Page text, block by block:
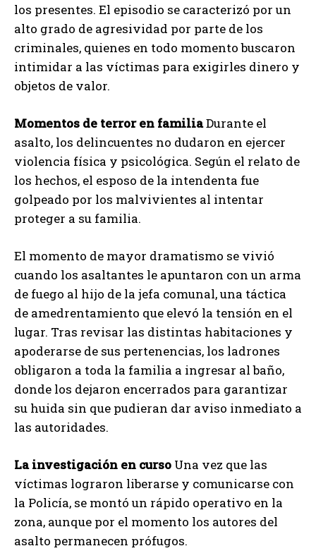
los presentes. El episodio se caracterizó por un
alto grado de agresividad por parte de los
criminales, quienes en todo momento buscaron
intimidar a las víctimas para exigirles dinero y
objetos de valor.
Momentos de terror en familiaDurante el
asalto, los delincuentes no dudaron en ejercer
violencia física y psicológica. Según el relato de
los hechos, el esposo de la intendenta fue
golpeado por los malvivientes al intentar
proteger a su familia.
El momento de mayor dramatismo se vivió
cuando los asaltantes le apuntaron con un arma
de fuego al hijo de la jefa comunal, una táctica
de amedrentamiento que elevó la tensión en el
lugar. Tras revisar las distintas habitaciones y
apoderarse de sus pertenencias, los ladrones
obligaron a toda la familia a ingresar al baño,
donde los dejaron encerrados para garantizar
su huida sin que pudieran dar aviso inmediato a
las autoridades.
La investigación en curso Una vez que las
víctimas lograron liberarse y comunicarse con
la Policía, se montó un rápido operativo en la
zona, aunque por el momento los autores del
asalto permanecen prófugos.